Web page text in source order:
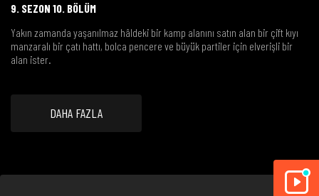
9. SEZON 10. BÖLÜM
Yakın zamanda yaşanılmaz hâldeki bir kamp alanını satın alan bir çift kıyı
manzaralı bir çatı hattı, bolca pencere ve büyük partiler için elverişli bir
alan ister.
DAHA FAZLA